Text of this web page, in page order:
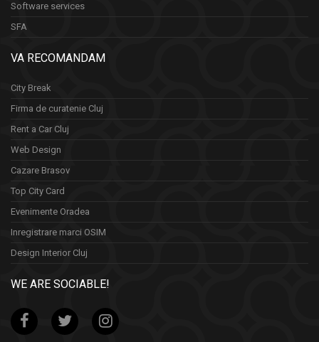
Software services
SFA
VA RECOMANDAM
City Break
Firma de curatenie Cluj
Rent a Car Cluj
Web Design
Cazare Brasov
Top City Card
Evenimente Oradea
Inregistrare marci OSIM
Design Interior Cluj
WE ARE SOCIABLE!